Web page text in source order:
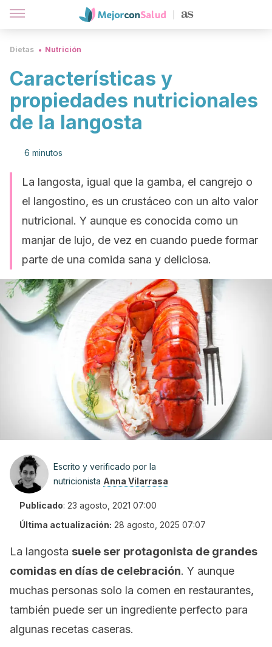
Dietas Nutrición
Características y
propiedades nutricionales
de la langosta
6 minutos
La langosta, igual que la gamba, el cangrejo o
el langostino, es un crustáceo con un alto valor
nutricional. Y aunque es conocida como un
manjar de lujo, de vez en cuando puede formar
parte de una comida sana y deliciosa.
Escrito y verificado por la
nutricionista Anna Vilarrasa
Publicado: 23 agosto, 2021 07:00
Última actualización: 28 agosto, 2025 07:07
La langosta suele ser protagonista de grandes
comidas en días de celebración. Y aunque
muchas personas solo la comen en restaurantes,
también puede ser un ingrediente perfecto para
algunas recetas caseras.